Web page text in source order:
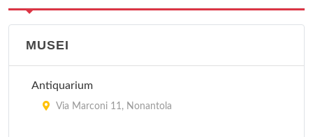
MUSEI
Antiquarium
Via Marconi 11, Nonantola